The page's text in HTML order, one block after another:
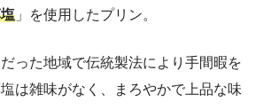
」を使用したプリン。
った地域で伝統製法により手間暇を
は雑味がなく、まろやかで上品な味